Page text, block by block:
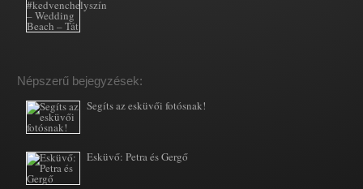
Népszerű bejegyzések:
Segíts az esküvői fotósnak!
Esküvő: Petra és Gergő